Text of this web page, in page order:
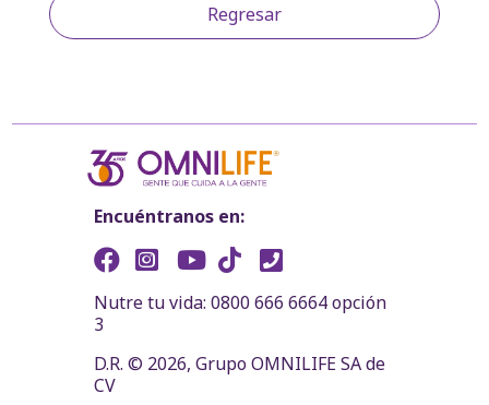
Regresar
Encuéntranos en:
Nutre tu vida: 0800 666 6664 opción
3
D.R. © 2026, Grupo OMNILIFE SA de
CV